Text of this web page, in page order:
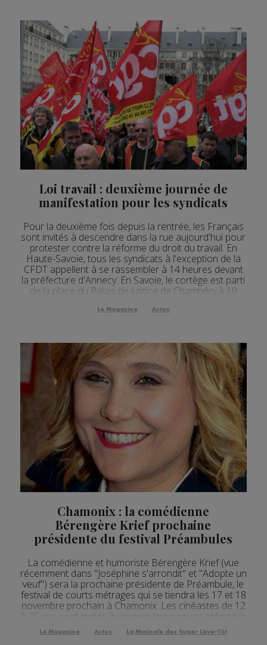
Loi travail : deuxième journée de
manifestation pour les syndicats
Pour la deuxième fois depuis la rentrée, les Français
sont invités à descendre dans la rue aujourd'hui pour
protester contre la réforme du droit du travail. En
Haute-Savoie, tous les syndicats à l'exception de la
CFDT appellent à se rassembler à 14 heures devant
la préfecture d'Annecy. En Savoie, le cortège est parti
de la place du Palais de justice de Chambéry à 10
Le Magazine Actus
Chamonix : la comédienne
Bérengère Krief prochaine
présidente du festival Préambules
La comédienne et humoriste Bérengère Krief (vue
récemment dans "Joséphine s'arrondit" et "Adopte un
veuf") sera la prochaine présidente de Préambule, le
festival de courts métrages qui se tiendra les 17 et 18
novembre prochain à Chamonix. Les cinéastes de 12
à 25 ans sont invités à envoyer leurs courts métrages
d'une durée de 2 minutes maximum, avant le 2
novembre. Toutes les informations sont dis...
Le Magazine Actus La Matinale des Super Lève-Tôt